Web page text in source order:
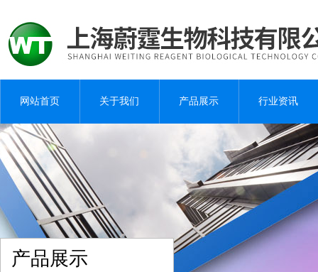
网站首页 关于我们 产品展示 行业资讯
产品展示